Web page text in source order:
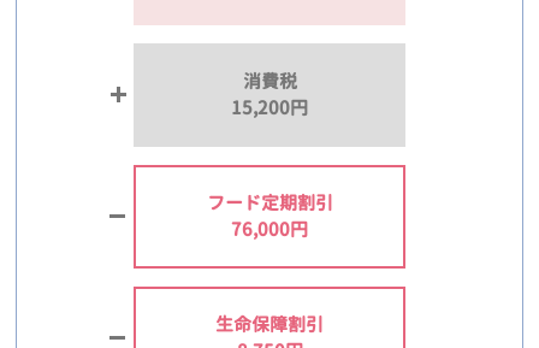
消費税
15,200円
フード定期割引
76,000円
生命保障割引